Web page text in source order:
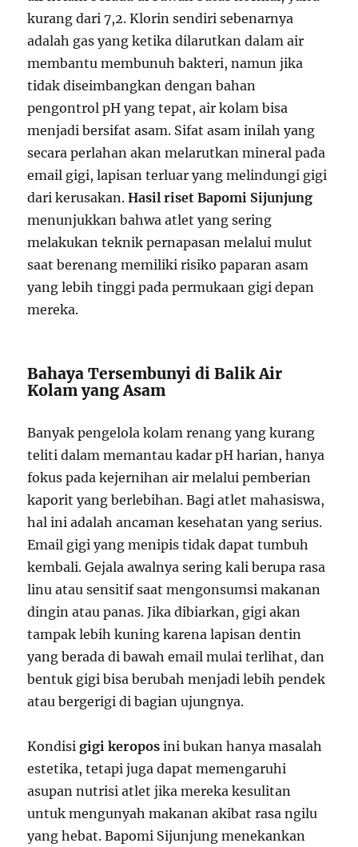
kurang dari 7,2. Klorin sendiri sebenarnya
adalah gas yang ketika dilarutkan dalam air
membantu membunuh bakteri, namun jika
tidak diseimbangkan dengan bahan
pengontrol pH yang tepat, air kolam bisa
menjadi bersifat asam. Sifat asam inilah yang
secara perlahan akan melarutkan mineral pada
email gigi, lapisan terluar yang melindungi gigi
dari kerusakan.Hasil riset Bapomi Sijunjung
menunjukkan bahwa atlet yang sering
melakukan teknik pernapasan melalui mulut
saat berenang memiliki risiko paparan asam
yang lebih tinggi pada permukaan gigi depan
mereka.
Bahaya Tersembunyi di Balik Air
Kolam yang Asam
Banyak pengelola kolam renang yang kurang
teliti dalam memantau kadar pH harian, hanya
fokus pada kejernihan air melalui pemberian
kaporit yang berlebihan. Bagi atlet mahasiswa,
hal ini adalah ancaman kesehatan yang serius.
Email gigi yang menipis tidak dapat tumbuh
kembali. Gejala awalnya sering kali berupa rasa
linu atau sensitif saat mengonsumsi makanan
dingin atau panas. Jika dibiarkan, gigi akan
tampak lebih kuning karena lapisan dentin
yang berada di bawah email mulai terlihat, dan
bentuk gigi bisa berubah menjadi lebih pendek
atau bergerigi di bagian ujungnya.
Kondisigigi keropos ini bukan hanya masalah
estetika, tetapi juga dapat memengaruhi
asupan nutrisi atlet jika mereka kesulitan
untuk mengunyah makanan akibat rasa ngilu
yang hebat. Bapomi Sijunjung menekankan